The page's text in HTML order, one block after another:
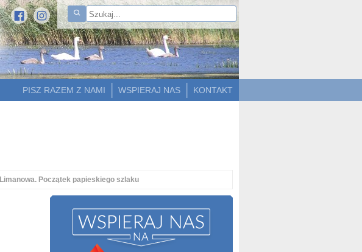
KONTAKT
WSPIERAJ NAS
PISZ RAZEM Z NAMI
Limanowa. Początek papieskiego szlaku